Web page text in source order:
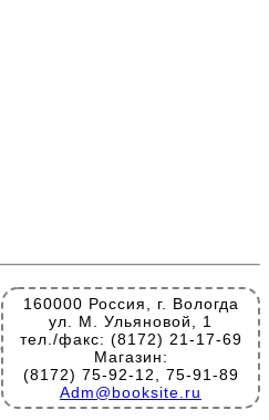
160000 Россия, г. Вологда
ул. М. Ульяновой, 1
тел./факс: (8172) 21-17-69
Магазин:
(8172) 75-92-12, 75-91-89
Adm@booksite.ru